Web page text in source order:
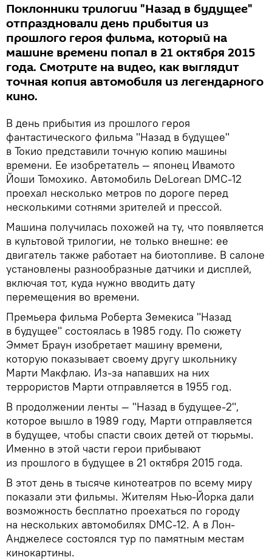
Поклонники трилогии "Назад в будущее"
отпраздновали день прибытия из
прошлого героя фильма, который на
машине времени попал в 21 октября 2015
года. Смотрите на видео, как выглядит
точная копия автомобиля из легендарного
кино.
В день прибытия из прошлого героя
фантастического фильма "Назад в будущее"
в Токио представили точную копию машины
времени. Ее изобретатель — японец Ивамото
Йоши Томохико. Автомобиль DeLorean DMC-12
проехал несколько метров по дороге перед
несколькими сотнями зрителей и прессой.
Машина получилась похожей на ту, что появляется
в культовой трилогии, не только внешне: ее
двигатель также работает на биотопливе. В салоне
установлены разнообразные датчики и дисплей,
включая тот, куда нужно вводить дату
перемещения во времени.
Премьера фильма Роберта Земекиса "Назад
в будущее" состоялась в 1985 году. По сюжету
Эммет Браун изобретает машину времени,
которую показывает своему другу школьнику
Марти Макфлаю. Из-за напавших на них
террористов Марти отправляется в 1955 год.
В продолжении ленты — "Назад в будущее-2",
которое вышло в 1989 году, Марти отправляется
в будущее, чтобы спасти своих детей от тюрьмы.
Именно в этой части герои прибывают
из прошлого в будущее в 21 октября 2015 года.
В этот день в тысяче кинотеатров по всему миру
показали эти фильмы. Жителям Нью-Йорка дали
возможность бесплатно проехаться по городу
на нескольких автомобилях DMC-12. А в Лон-
Анджелесе состоялся тур по памятным местам
кинокартины.